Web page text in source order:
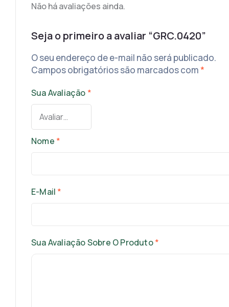
Não há avaliações ainda.
Seja o primeiro a avaliar “GRC.0420”
O seu endereço de e-mail não será publicado.
Campos obrigatórios são marcados com*
Sua Avaliação *
Sua Avaliação Sobre O Produto*
Nome *
E-Mail *